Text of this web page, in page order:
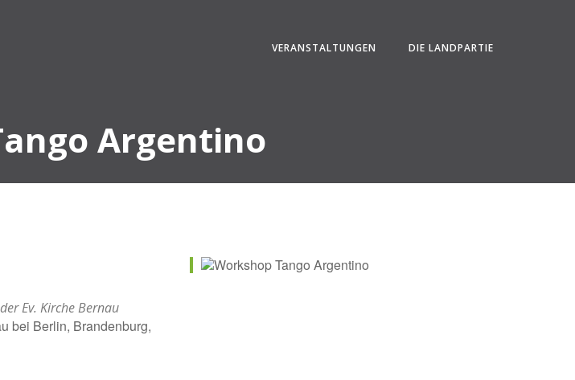
VERANSTALTUNGEN DIE LANDPARTIE
Argentino
Ev. Kirche Bernau
bei Berlin, Brandenburg,